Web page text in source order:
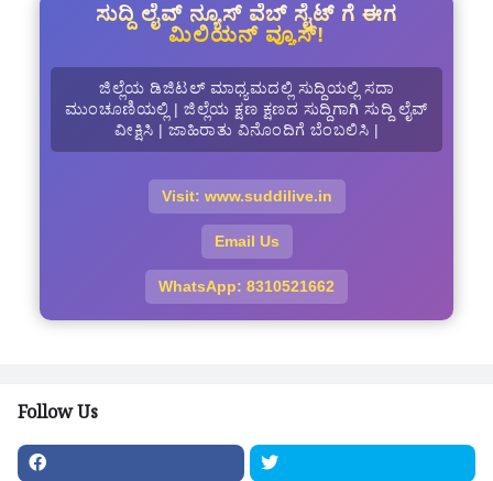
ಸುದ್ದಿ ಲೈವ್ ನ್ಯೂಸ್ ವೆಬ್ ಸೈಟ್ ಗೆ ಈಗ
ಮಿಲಿಯನ್ ವ್ಯೂಸ್!
ಜಿಲ್ಲೆಯ ಡಿಜಿಟಲ್ ಮಾಧ್ಯಮದಲ್ಲಿ ಸುದ್ದಿಯಲ್ಲಿ ಸದಾ
ಮುಂಚೂಣಿಯಲ್ಲಿ | ಜಿಲ್ಲೆಯ ಕ್ಷಣ ಕ್ಷಣದ ಸುದ್ದಿಗಾಗಿ ಸುದ್ದಿ ಲೈವ್
ವೀಕ್ಷಿಸಿ | ಜಾಹಿರಾತು ವಿನೊಂದಿಗೆ ಬೆಂಬಲಿಸಿ |
Visit: www.suddilive.in
Email Us
WhatsApp: 8310521662
Follow Us